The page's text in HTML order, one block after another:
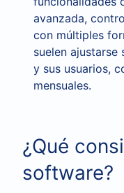
avanzada,
con múltiples
suelen ajustarse
y sus usuarios,
mensuales.
¿Qué
software?